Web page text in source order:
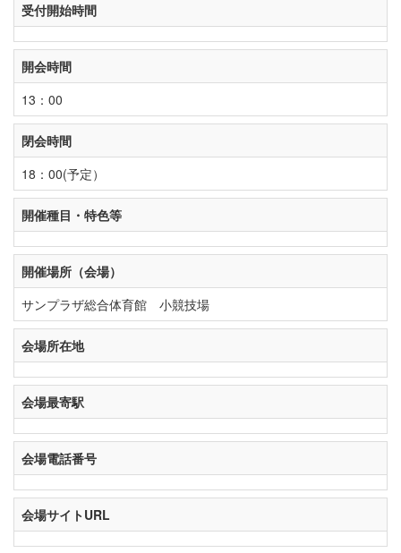
受付開始時間
開会時間
13：00
閉会時間
18：00(予定）
開催種目・特色等
開催場所（会場）
サンプラザ総合体育館 小競技場
会場所在地
会場最寄駅
会場電話番号
会場サイトURL